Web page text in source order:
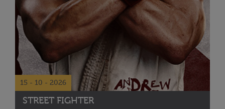
STREET FIGHTER
15 - 10 - 2026